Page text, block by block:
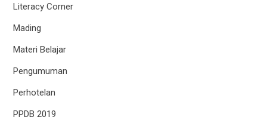
Literacy Corner
Mading
Materi Belajar
Pengumuman
Perhotelan
PPDB 2019